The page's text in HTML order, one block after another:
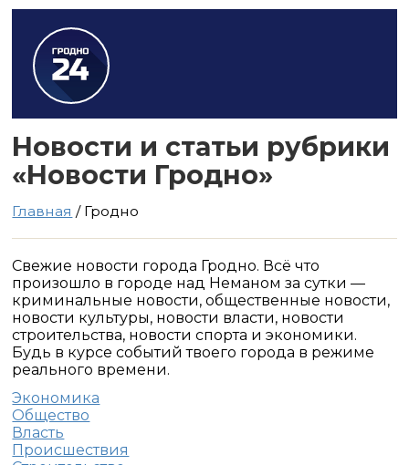
Новости и статьи рубрики
«Новости Гродно»
Главная / Гродно
Свежие новости города Гродно. Всё что
произошло в городе над Неманом за сутки —
криминальные новости, общественные новости,
новости культуры, новости власти, новости
строительства, новости спорта и экономики.
Будь в курсе событий твоего города в режиме
реального времени.
Экономика
Общество
Власть
Происшествия